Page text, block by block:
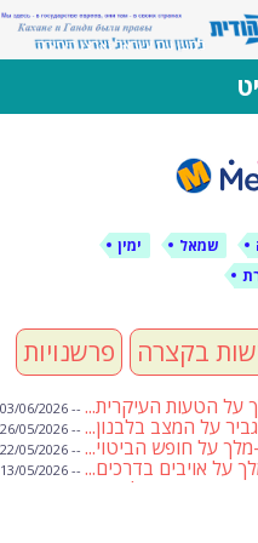
שמאל
ימין
פרשנויות בקצרה
על הטעות העיקרית... -- 03/06/2026
על המצב בלבנון... -- 26/05/2026
מלך על חופש הביטוי... -- 22/05/2026
על אויבים בדרכים... -- 13/05/2026
שבועת אמונים לדעאש